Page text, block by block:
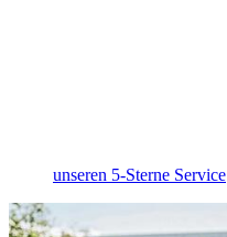
unseren 5-Sterne Service